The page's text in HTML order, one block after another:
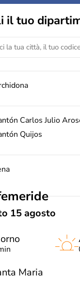
iltuo
Carlos Julio
Quijos
15 agosto
Maria